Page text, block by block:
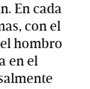
En cada
con el
hombro
en el